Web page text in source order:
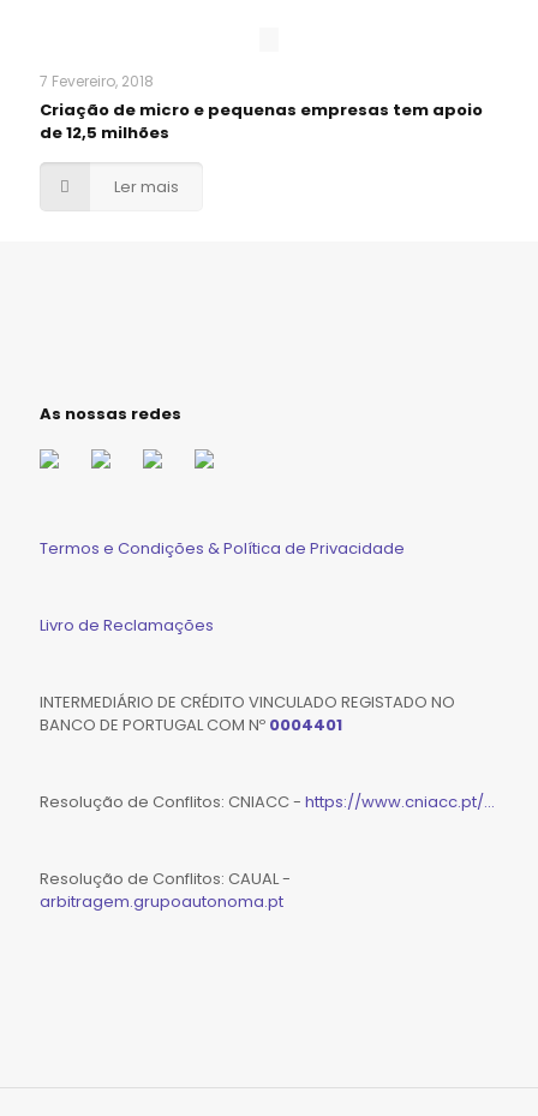
7 Fevereiro, 2018
Criação de micro e pequenas empresas tem apoio
de 12,5 milhões
Ler mais
As nossas redes
Termos e Condições & Política de Privacidade
Livro de Reclamações
INTERMEDIÁRIO DE CRÉDITO VINCULADO REGISTADO NO
BANCO DE PORTUGAL COM Nº 0004401
Resolução de Conflitos: CNIACC - https://www.cniacc.pt/...
Resolução de Conflitos: CAUAL -
arbitragem.grupoautonoma.pt